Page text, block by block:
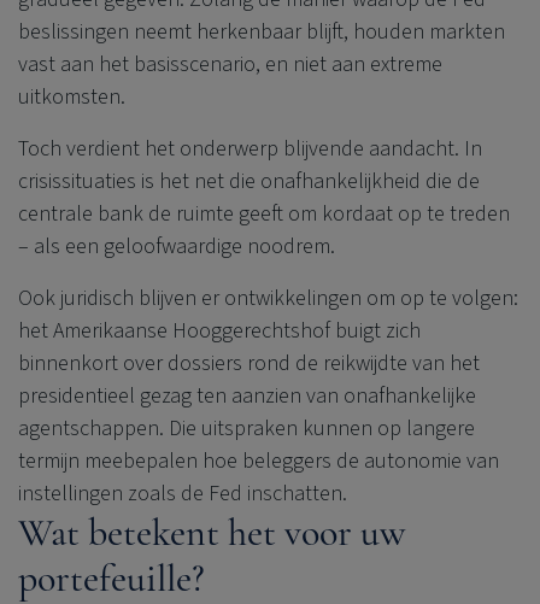
beslissingen neemt herkenbaar blijft, houden markten
vast aan het basisscenario, en niet aan extreme
uitkomsten.
Toch verdient het onderwerp blijvende aandacht. In
crisissituaties is het net die onafhankelijkheid die de
centrale bank de ruimte geeft om kordaat op te treden
– als een geloofwaardige noodrem.
Ook juridisch blijven er ontwikkelingen om op te volgen:
het Amerikaanse Hooggerechtshof buigt zich
binnenkort over dossiers rond de reikwijdte van het
presidentieel gezag ten aanzien van onafhankelijke
agentschappen. Die uitspraken kunnen op langere
termijn meebepalen hoe beleggers de autonomie van
instellingen zoals de Fed inschatten.
Wat betekent het voor uw
portefeuille?